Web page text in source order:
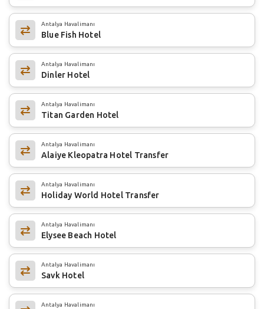
Antalya Havalimanı
Blue Fish Hotel
Antalya Havalimanı
Dinler Hotel
Antalya Havalimanı
Titan Garden Hotel
Antalya Havalimanı
Alaiye Kleopatra Hotel Transfer
Antalya Havalimanı
Holiday World Hotel Transfer
Antalya Havalimanı
Elysee Beach Hotel
Antalya Havalimanı
Savk Hotel
Antalya Havalimanı